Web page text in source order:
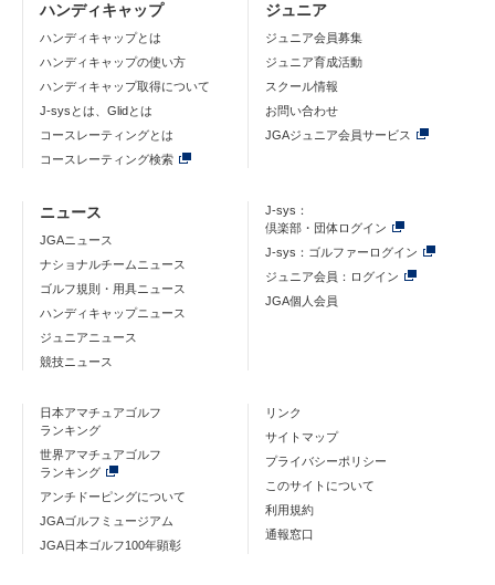
ハンディキャップ
ハンディキャップとは
ハンディキャップの使い方
ハンディキャップ取得について
J-sysとは、Glidとは
コースレーティングとは
コースレーティング検索
ジュニア
ジュニア会員募集
ジュニア育成活動
スクール情報
お問い合わせ
JGAジュニア会員サービス
ニュース
JGAニュース
ナショナルチームニュース
ゴルフ規則・用具ニュース
ハンディキャップニュース
ジュニアニュース
競技ニュース
J-sys：
倶楽部・団体ログイン
J-sys：ゴルファーログイン
ジュニア会員：ログイン
JGA個人会員
日本アマチュアゴルフ
ランキング
世界アマチュアゴルフ
ランキング
アンチドーピングについて
JGAゴルフミュージアム
JGA日本ゴルフ100年顕彰
リンク
サイトマップ
プライバシーポリシー
このサイトについて
利用規約
通報窓口